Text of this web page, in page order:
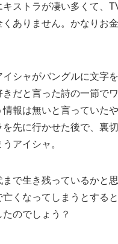
ストラが凄い多くて、
くありません。かなりお
シャがバングルに文字
だと言った詩の一節で
報は無いと言っていた
を先に行かせた後で、裏
アイシャ。
で生き残っているかと思
くなってしまうとする
のでしょう？